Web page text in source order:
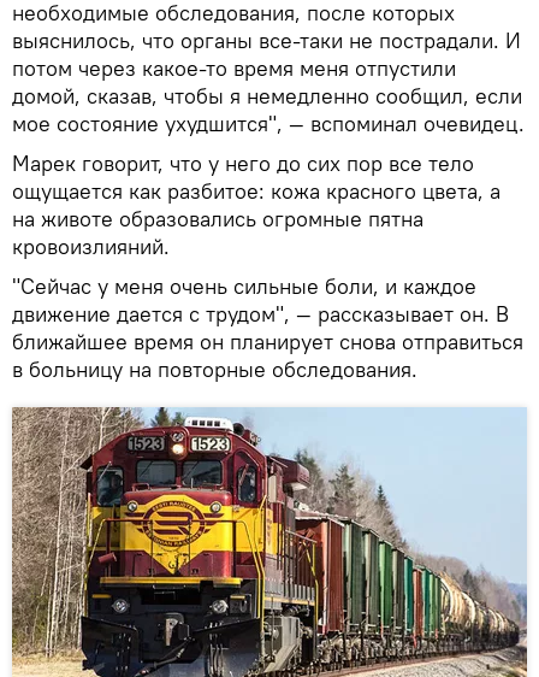
необходимые обследования, после которых
выяснилось, что органы все-таки не пострадали. И
потом через какое-то время меня отпустили
домой, сказав, чтобы я немедленно сообщил, если
мое состояние ухудшится", — вспоминал очевидец.
Марек говорит, что у него до сих пор все тело
ощущается как разбитое: кожа красного цвета, а
на животе образовались огромные пятна
кровоизлияний.
"Сейчас у меня очень сильные боли, и каждое
движение дается с трудом", — рассказывает он. В
ближайшее время он планирует снова отправиться
в больницу на повторные обследования.